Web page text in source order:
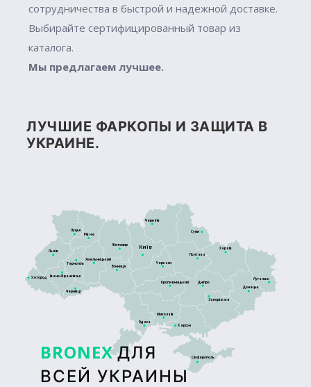
сотрудничества в быстрой и надежной доставке.
Выбирайте сертифицированный товар из
каталога.
Мы предлагаем лучшее.
ЛУЧШИЕ ФАРКОПЫ И ЗАЩИТА В
УКРАИНЕ.
BRONEX ДЛЯ
ВСЕЙ УКРАИНЫ
Сімферополь
Луцьк
Київ
Житомир
Тернопіль
Рівне
Львів
Дніпро
Кропивницький
Харків
Полтава
Черкаси
Суми
Чернігів
Запоріжжя
Херсон
Донецьк
Луганськ
Ужгород
Чернівці
Вінниця
Хмельницький
Івано-Франківськ
Миколаїв
Одеса